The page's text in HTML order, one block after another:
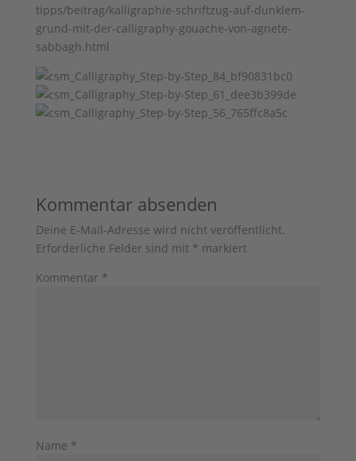
tipps/beitrag/kalligraphie-schriftzug-auf-dunklem-
grund-mit-der-calligraphy-gouache-von-agnete-
sabbagh.html
Kommentar absenden
Deine E-Mail-Adresse wird nicht veröffentlicht.
Erforderliche Felder sind mit * markiert
Kommentar *
Name *